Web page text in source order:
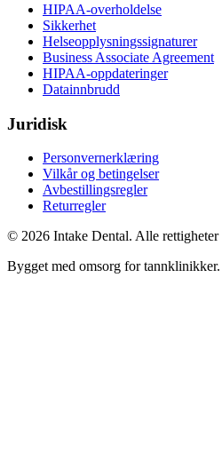
HIPAA-overholdelse
Sikkerhet
Helseopplysningssignaturer
Business Associate Agreement
HIPAA-oppdateringer
Datainnbrudd
Juridisk
Personvernerklæring
Vilkår og betingelser
Avbestillingsregler
Returregler
© 2026 Intake Dental. Alle rettigheter
Bygget med omsorg for tannklinikker.